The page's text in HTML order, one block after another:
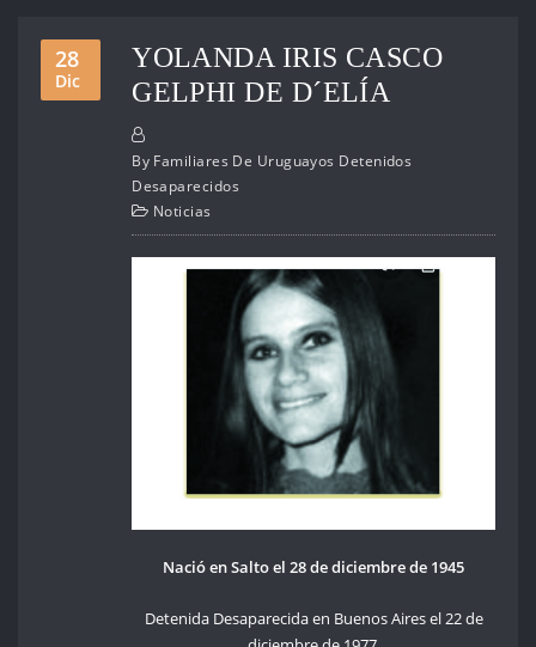
28
Dic
YOLANDA IRIS CASCO
GELPHI DE D´ELÍA
By Familiares De Uruguayos Detenidos
Desaparecidos
Noticias
Nació en Salto el 28 de diciembre de 1945
Detenida Desaparecida en Buenos Aires el 22 de